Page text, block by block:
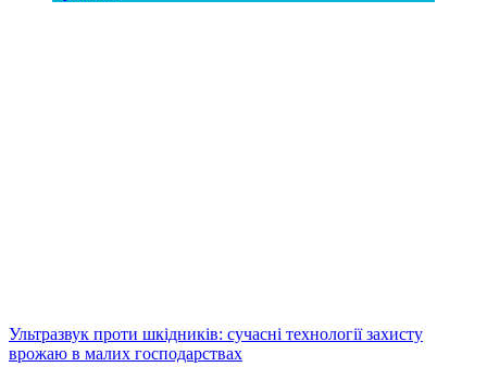
Ультразвук проти шкідників: сучасні технології захисту
врожаю в малих господарствах